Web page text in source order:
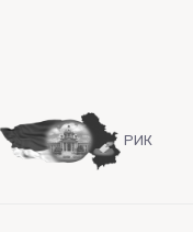
РИК